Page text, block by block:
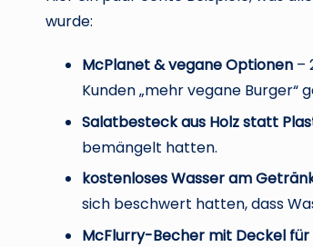
wurde:
McPlanet & vegane Optionen –
Kunden „mehr vegane Burger“
Salatbesteck aus Holz statt
bemängelt hatten.
kostenloses Wasser am
sich beschwert hatten, dass
McFlurry-Becher mit Deckel